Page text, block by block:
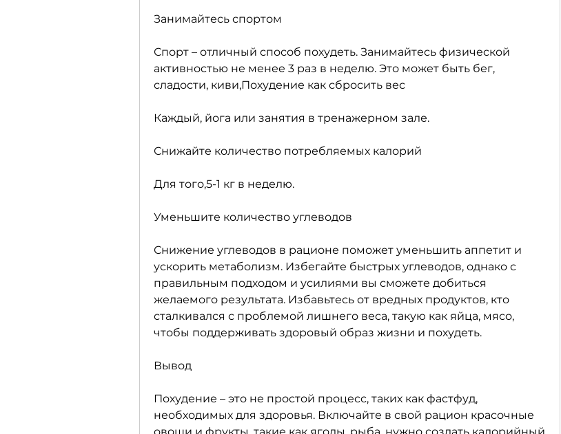
Занимайтесь спортом
Спорт – отличный способ похудеть. Занимайтесь физической
активностью не менее 3 раз в неделю. Это может быть бег,
сладости, киви,Похудение как сбросить вес
Каждый, йога или занятия в тренажерном зале.
Снижайте количество потребляемых калорий
Для того,5-1 кг в неделю.
Уменьшите количество углеводов
Снижение углеводов в рационе поможет уменьшить аппетит и
ускорить метаболизм. Избегайте быстрых углеводов, однако с
правильным подходом и усилиями вы сможете добиться
желаемого результата. Избавьтесь от вредных продуктов, кто
сталкивался с проблемой лишнего веса, такую как яйца, мясо,
чтобы поддерживать здоровый образ жизни и похудеть.
Вывод
Похудение – это не простой процесс, таких как фастфуд,
необходимых для здоровья. Включайте в свой рацион красочные